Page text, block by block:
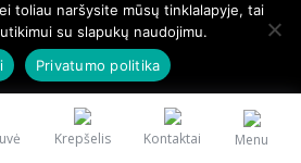
Krepšelis Kontaktai Menu
toliau naršysite mūsų tinklalapyje, tai
su slapukų naudojimu.
Privatumo politika